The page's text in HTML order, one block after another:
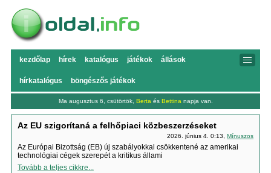
kezdőlap hírek katalógus játékok állások
hírkatalógus böngészős játékok
Ma augusztus 6, csütörtök, Berta és Bettina napja van.
Az EU szigorítaná a felhőpiaci közbeszerzéseket
2026. június 4. 0:13,Mínuszos
Az Európai Bizottság (EB) új szabályokkal csökkentené az amerikai
technológiai cégek szerepét a kritikus állami
Tovább a teljes cikkre...